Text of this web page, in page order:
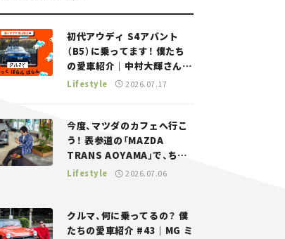
初代アウディ S4アバント
（B5）に乗ってます！ 僕たち
の愛車紹介｜中村大輝さん
——瀬イオナと嶋田智之の
Lifestyle 2026.07.17
今度、マツダのカフェへ行こ
う！ 表参道の「MAZDA
TRANS AOYAMA」で、ちょ
っとひと息。——連載｜CCG
Lifestyle 2026.07.06
クルマ、何に乗ってるの？ 僕
たちの愛車紹介 #43｜MG ミ